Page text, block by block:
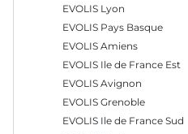
EVOLIS Lyon
EVOLIS Pays Basque
EVOLIS Amiens
EVOLIS Ile de France Est
EVOLIS Avignon
EVOLIS Grenoble
EVOLIS Ile de France Sud